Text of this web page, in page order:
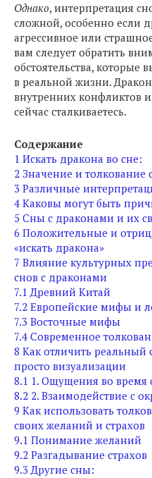
Однако, интерпретация
сложной, особенно если
агрессивное или
вам следует обратить
обстоятельства, которые
в реальной жизни.
внутренних конфликтов
сейчас сталкиваетесь.
Содержание
1 Искать дракона во сне:
2 Значение и толкование
3 Различные
4 Каковы могут быть
5 Сны с драконами и их
6 Положительные и
«искать дракона»
7 Влияние культурных
снов с драконами
7.1 Древний Китай
7.2 Европейские мифы и
7.3 Восточные мифы
7.4 Современное
8 Как отличить реальный
просто визуализации
8.1 1. Ощущения во время
8.2 2. Взаимодействие с
9 Как использовать
своих желаний и страхов
9.1 Понимание желаний
9.2 Разгадывание страхов
9.3 Другие сны: